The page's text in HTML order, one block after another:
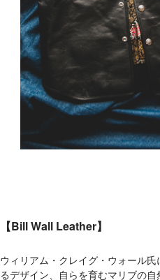
【Bill Wall Leather】
ウィリアム・クレイグ・ウォール
るデザイン、自らを育むマリブの